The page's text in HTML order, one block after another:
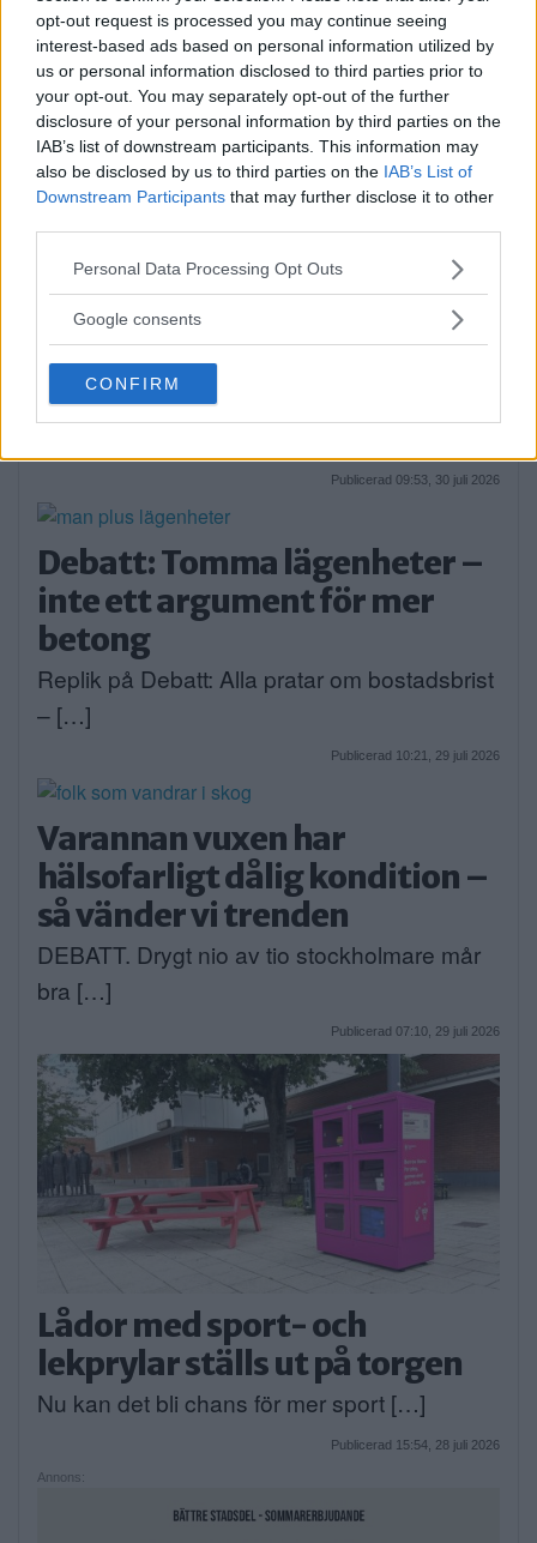
opt-out request is processed you may continue seeing
interest-based ads based on personal information utilized by
us or personal information disclosed to third parties prior to
your opt-out. You may separately opt-out of the further
disclosure of your personal information by third parties on the
IAB’s list of downstream participants. This information may
also be disclosed by us to third parties on the IAB’s List of
Downstream Participants that may further disclose it to other
Please note that this website/app uses one or more Google
not limited to your visit or usage behaviour. You may click to
use your data for below specified purposes in below Google
consent section.
Personal Data Processing Opt Outs
Google consents
CONFIRM
Annons:
Man anhållen efter våldsdåd i
villa
På torsdagsmorgonen grep polisen en man
Publicerad 09:53, 30 juli 2026
Debatt: Tomma lägenheter –
inte ett argument för mer
betong
Replik på Debatt: Alla pratar om bostadsbrist
– […]
Publicerad 10:21, 29 juli 2026
Varannan vuxen har
hälsofarligt dålig kondition –
så vänder vi trenden
DEBATT. Drygt nio av tio stockholmare mår
bra […]
Publicerad 07:10, 29 juli 2026
Lådor med sport- och
lekprylar ställs ut på torgen
Nu kan det bli chans för mer sport […]
Publicerad 15:54, 28 juli 2026
Annons: